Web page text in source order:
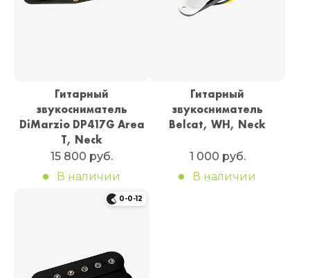
Гитарный
звукосниматель
DiMarzio DP417G Area
T, Neck
15 800 руб.
В наличии
Гитарный
звукосниматель
Belcat, WH, Neck
1 000 руб.
В наличии
0-0-12